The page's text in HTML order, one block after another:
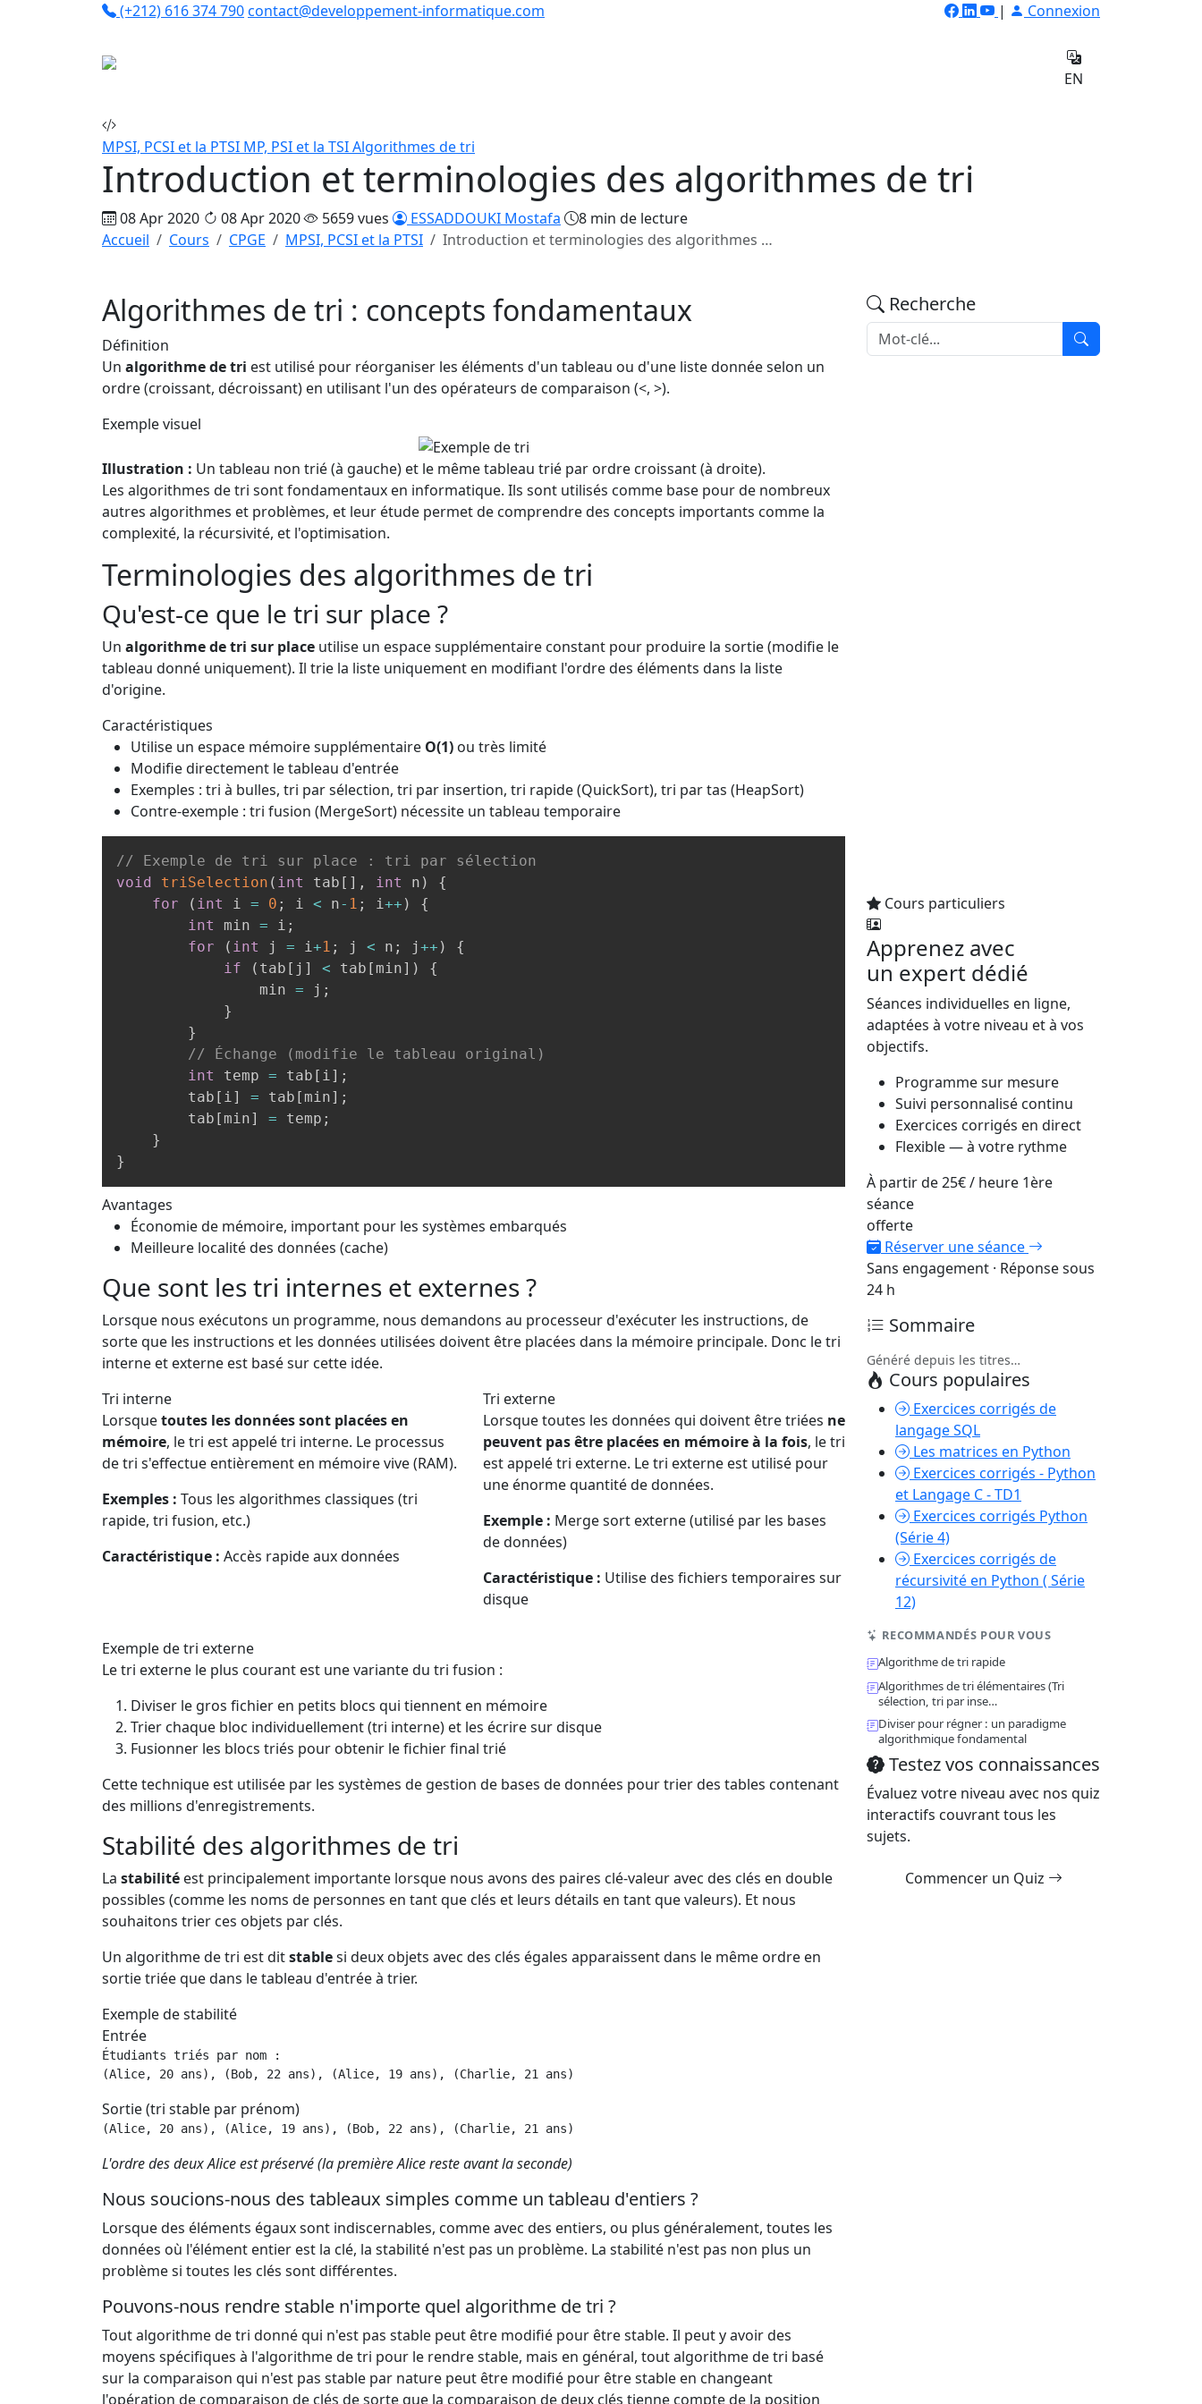
(+212) 616 374 790contact@developpement-informatique.com |
Connexion
EN
MPSI, PCSI et la PTSI MP, PSI et la TSIAlgorithmes de tri
Introduction et terminologies des algorithmes de tri
08 Apr 2020 08 Apr 2020 5659 vues ESSADDOUKI Mostafa
8 min de lecture
Accueil
Cours CPGE MPSI, PCSI et la PTSI Introduction et terminologies des algorithmes …
Algorithmes de tri : concepts fondamentaux
Définition
Un algorithme de tri est utilisé pour réorganiser les éléments d'un tableau ou d'une liste donnée selon un
ordre (croissant, décroissant) en utilisant l'un des opérateurs de comparaison (<, >).
Exemple visuel
Illustration : Un tableau non trié (à gauche) et le même tableau trié par ordre croissant (à droite).
Les algorithmes de tri sont fondamentaux en informatique. Ils sont utilisés comme base pour de nombreux
autres algorithmes et problèmes, et leur étude permet de comprendre des concepts importants comme la
complexité, la récursivité, et l'optimisation.
Terminologies des algorithmes de tri
Qu'est-ce que le tri sur place ?
Un algorithme de tri sur place utilise un espace supplémentaire constant pour produire la sortie (modifie le
tableau donné uniquement). Il trie la liste uniquement en modifiant l'ordre des éléments dans la liste
d'origine.
Caractéristiques
Utilise un espace mémoire supplémentaire O(1) ou très limité
Modifie directement le tableau d'entrée
Exemples : tri à bulles, tri par sélection, tri par insertion, tri rapide (QuickSort), tri par tas (HeapSort)
Contre-exemple : tri fusion (MergeSort) nécessite un tableau temporaire
// Exemple de tri sur place : tri par sélection
void
triSelection ( int tab [ ] , int n )
{
for
( int i = 0 ; i < n- 1 ; i ++ )
{
int
min = i ;
for
( int j = i +1 ; j < n ; j ++ )
{
if
( tab [ j ] < tab [ min] )
{
                min
= j ;
}
}
// Échange (modifie le tableau original)
int
temp = tab [ i ] ;
        tab
[ i ] = tab [ min] ;
        tab
[ min] = temp ;
}
}
Avantages
Économie de mémoire, important pour les systèmes embarqués
Meilleure localité des données (cache)
Que sont les tri internes et externes ?
Lorsque nous exécutons un programme, nous demandons au processeur d'exécuter les instructions, de
sorte que les instructions et les données utilisées doivent être placées dans la mémoire principale. Donc le tri
interne et externe est basé sur cette idée.
Tri interne
Lorsquetoutes les données sont placées en
mémoire, le tri est appelé tri interne. Le processus
de tri s'effectue entièrement en mémoire vive (RAM).
Exemples : Tous les algorithmes classiques (tri
rapide, tri fusion, etc.)
Caractéristique : Accès rapide aux données
Tri externe
Lorsque toutes les données qui doivent être triées ne
peuvent pas être placées en mémoire à la fois, le tri
est appelé tri externe. Le tri externe est utilisé pour
une énorme quantité de données.
Exemple : Merge sort externe (utilisé par les bases
de données)
Caractéristique : Utilise des fichiers temporaires sur
disque
Exemple de tri externe
Le tri externe le plus courant est une variante du tri fusion :
Diviser le gros fichier en petits blocs qui tiennent en mémoire
Trier chaque bloc individuellement (tri interne) et les écrire sur disque
Fusionner les blocs triés pour obtenir le fichier final trié
Cette technique est utilisée par les systèmes de gestion de bases de données pour trier des tables contenant
des millions d'enregistrements.
Stabilité des algorithmes de tri
La stabilité est principalement importante lorsque nous avons des paires clé-valeur avec des clés en double
possibles (comme les noms de personnes en tant que clés et leurs détails en tant que valeurs). Et nous
souhaitons trier ces objets par clés.
Un algorithme de tri est ditstablesi deux objets avec des clés égales apparaissent dans le même ordre en
sortie triée que dans le tableau d'entrée à trier.
Exemple de stabilité
Entrée
Étudiants triés par nom :
(Alice, 20 ans), (Bob, 22 ans), (Alice, 19 ans), (Charlie, 21 ans)
Sortie (tri stable par prénom)
(Alice, 20 ans), (Alice, 19 ans), (Bob, 22 ans), (Charlie, 21 ans)
L'ordre des deux Alice est préservé (la première Alice reste avant la seconde)
Nous soucions-nous des tableaux simples comme un tableau d'entiers ?
Lorsque des éléments égaux sont indiscernables, comme avec des entiers, ou plus généralement, toutes les
données où l'élément entier est la clé, la stabilité n'est pas un problème. La stabilité n'est pas non plus un
problème si toutes les clés sont différentes.
Pouvons-nous rendre stable n'importe quel algorithme de tri ?
Tout algorithme de tri donné qui n'est pas stable peut être modifié pour être stable. Il peut y avoir des
moyens spécifiques à l'algorithme de tri pour le rendre stable, mais en général, tout algorithme de tri basé
sur la comparaison qui n'est pas stable par nature peut être modifié pour être stable en changeant
l'opération de comparaison de clés de sorte que la comparaison de deux clés tienne compte de la position
Recherche
Cours particuliers
Apprenez avec
un expert dédié
Séances individuelles en ligne,
adaptées à votre niveau et à vos
objectifs.
Programme sur mesure
Suivi personnalisé continu
Exercices corrigés en direct
Flexible — à votre rythme
À partir de25€/ heure 1ère
séance
offerte
Réserver une séance
Sans engagement · Réponse sous
24 h
Sommaire
Généré depuis les titres…
Cours populaires
Exercices corrigés de
langage SQL
Les matrices en Python
Exercices corrigés - Python
et Langage C - TD1
Exercices corrigés Python
(Série 4)
Exercices corrigés de
récursivité en Python ( Série
12)
RECOMMANDÉS POUR VOUS
Algorithme de tri rapide
Algorithmes de tri élémentaires (Tri
sélection, tri par inse…
Diviser pour régner : un paradigme
algorithmique fondamental
Testez vos connaissances
Évaluez votre niveau avec nos quiz
interactifs couvrant tous les
sujets.
Commencer un Quiz